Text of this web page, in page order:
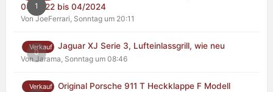
1
04/2022 bis 04/2024
Von JoeFerrari, Sonntag um 20:11
0
Verkauf Jaguar XJ Serie 3, Lufteinlassgrill, wie neu
Von Jarama, Sonntag um 08:46
Verkauf
Original Porsche 911 T Heckklappe F Modell